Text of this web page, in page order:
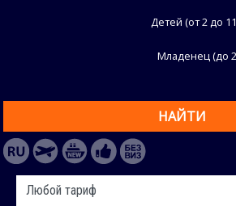
Детей (от 2 до
Младенец (до
НАЙТИ